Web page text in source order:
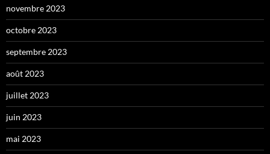
novembre 2023
octobre 2023
septembre 2023
août 2023
juillet 2023
juin 2023
mai 2023